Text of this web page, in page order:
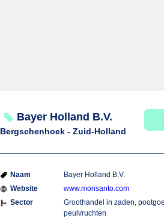
Bayer Holland B.V.
Bergschenhoek - Zuid-Holland
Naam
Bayer Holland B.V.
Website
www.monsanto.com
Sector
Groothandel in zaden,
peulvruchten